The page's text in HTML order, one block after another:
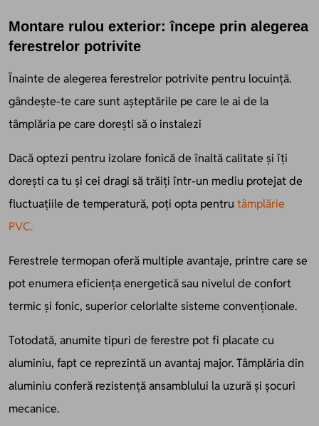
Montare rulou exterior: începe prin alegerea
ferestrelor potrivite
Înainte de alegerea ferestrelor potrivite pentru locuință.
gândește-te care sunt așteptările pe care le ai de la
tâmplăria pe care dorești să o instalezi
Dacă optezi pentru izolare fonică de înaltă calitate și îți
dorești ca tu și cei dragi să trăiți într-un mediu protejat de
fluctuațiile de temperatură, poți opta pentrutâmplărie
PVC.
Ferestrele termopan oferă multiple avantaje, printre care se
pot enumera eficiența energetică sau nivelul de confort
termic și fonic, superior celorlalte sisteme convenționale.
Totodată, anumite tipuri de ferestre pot fi placate cu
aluminiu, fapt ce reprezintă un avantaj major. Tâmplăria din
aluminiu conferă rezistență ansamblului la uzură și șocuri
mecanice.